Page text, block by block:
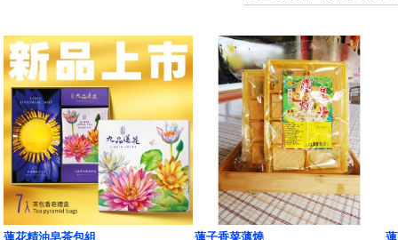
蓮花精油皂茶包組 蓮子香菜薄燒